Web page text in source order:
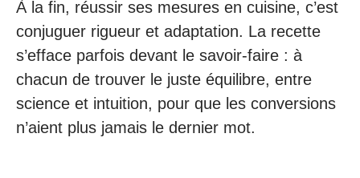
À la fin, réussir ses mesures en cuisine, c’est
conjuguer rigueur et adaptation. La recette
s’efface parfois devant le savoir-faire : à
chacun de trouver le juste équilibre, entre
science et intuition, pour que les conversions
n’aient plus jamais le dernier mot.